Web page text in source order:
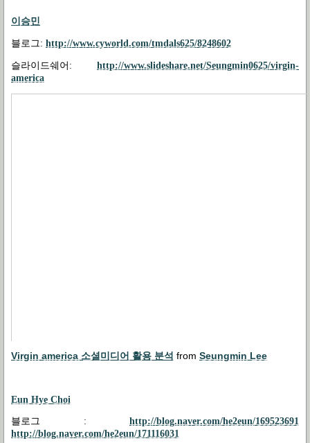
이승민
블로그: http://www.cyworld.com/tmdals625/8248602
슬라이드쉐어 : http://www.slideshare.net/Seungmin0625/virgin-
america
Virgin america 소셜미디어 활용 분석 from Seungmin Lee
Eun Hye Choi
블로그 : http://blog.naver.com/he2eun/169523691
http://blog.naver.com/he2eun/171116031